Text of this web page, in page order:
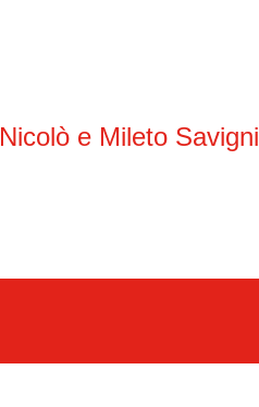
Nicolò e Mileto Savigni